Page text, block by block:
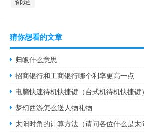
猜你想看的文章
归皈什么意思
招商银行和工商银行哪个利率更高一点
电脑快速待机快捷键（台式机待机快捷键）
梦幻西游怎么送人物礼物